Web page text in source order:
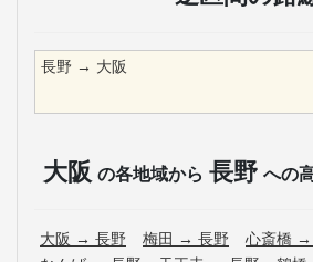
長野 → 大阪
大阪 の各地域から 長野 への
大阪 → 長野 梅田 → 長野 心斎橋 →